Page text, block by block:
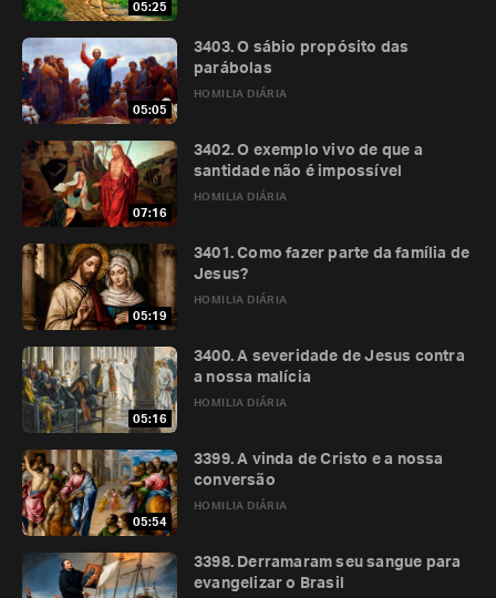
05:25
05:05
HOMILIA DIÁRIA
3403. O sábio propósito das
parábolas
07:16
HOMILIA DIÁRIA
3402. O exemplo vivo de que a
santidade não é impossível
05:19
HOMILIA DIÁRIA
3401. Como fazer parte da família de
Jesus?
05:16
HOMILIA DIÁRIA
3400. A severidade de Jesus contra
a nossa malícia
05:54
HOMILIA DIÁRIA
3399. A vinda de Cristo e a nossa
conversão
3398. Derramaram seu sangue para
evangelizar o Brasil